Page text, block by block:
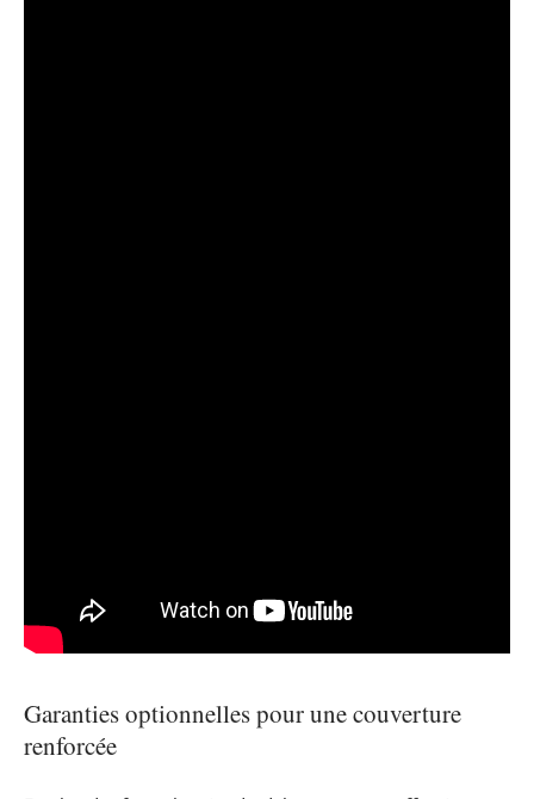
Garanties optionnelles pour une couverture
renforcée